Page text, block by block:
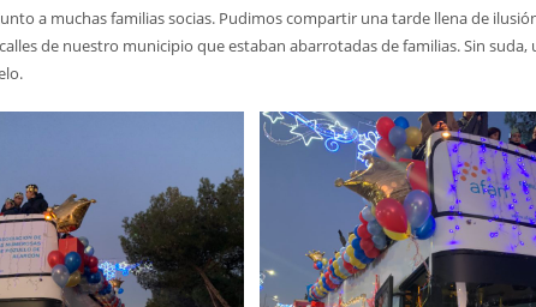
a muchas familias socias. Pudimos compartir una tarde llena de
de nuestro municipio que estaban abarrotadas de familias. Sin suda,